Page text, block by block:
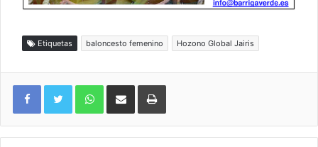
Etiquetas baloncesto femenino Hozono Global Jairis
WhatsAppCompartir por correo electrónicoImprimir